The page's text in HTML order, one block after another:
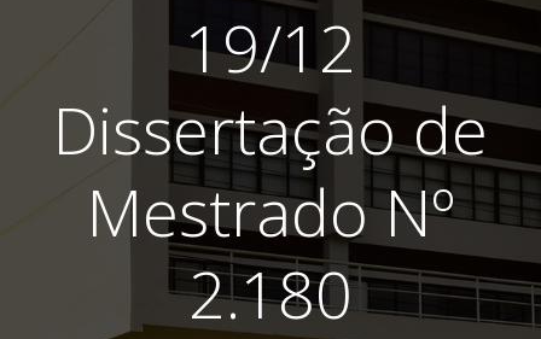
19/12
Dissertação de
Mestrado Nº
2.180